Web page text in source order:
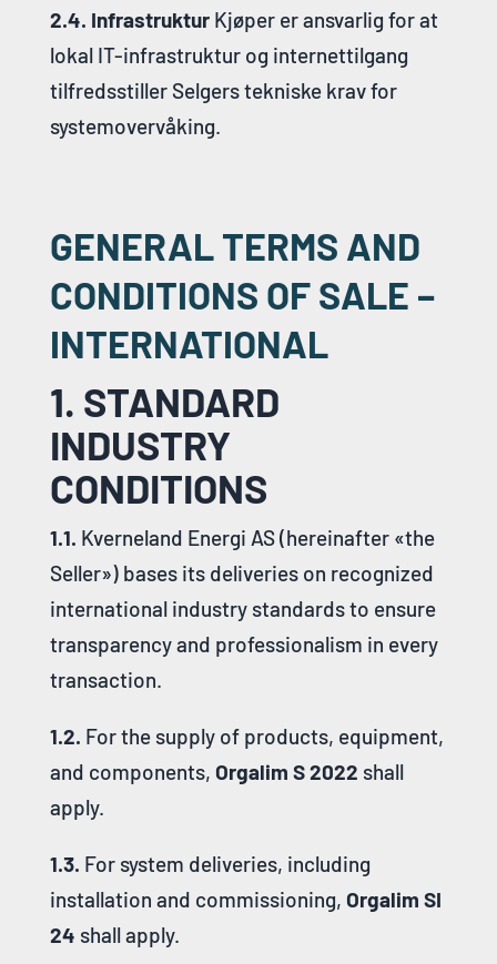
2.4. InfrastrukturKjøper er ansvarlig for at
lokal IT-infrastruktur og internettilgang
tilfredsstiller Selgers tekniske krav for
systemovervåking.
GENERAL TERMS AND
CONDITIONS OF SALE –
INTERNATIONAL
1. STANDARD
INDUSTRY
CONDITIONS
1.1. Kverneland Energi AS (hereinafter «the
Seller») bases its deliveries on recognized
international industry standards to ensure
transparency and professionalism in every
transaction.
1.2. For the supply of products, equipment,
and components, Orgalim S 2022 shall
apply.
1.3. For system deliveries, including
installation and commissioning, Orgalim SI
24 shall apply.